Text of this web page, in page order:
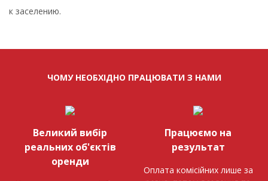
к заселению.
ЧОМУ НЕОБХІДНО ПРАЦЮВАТИ З НАМИ
Великий вибір
реальних об'єктів
оренди
Працюємо на
результат
Оплата комісійних лише за